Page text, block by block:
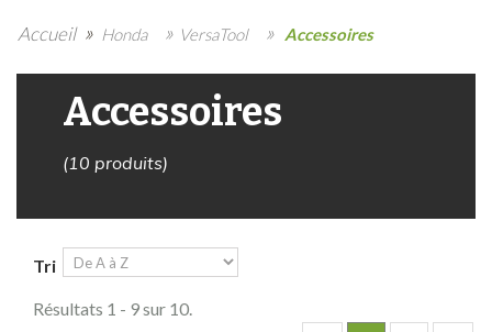
Accueil » Honda » VersaTool » Accessoires
Accessoires
(10 produits)
Tri
Résultats 1 - 9 sur 10.